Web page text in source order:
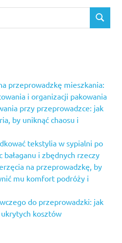
SEARCH
przeprowadzkę mieszkania:
i organizacji pakowania
przy przeprowadzce: jak
by uniknąć chaosu i
tekstylia w sypialni po
i zbędnych rzeczy
na przeprowadzkę, by
mu komfort podróży i
do przeprowadzki: jak
kosztów